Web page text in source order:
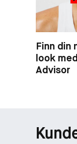
Finn din
look
Advisor